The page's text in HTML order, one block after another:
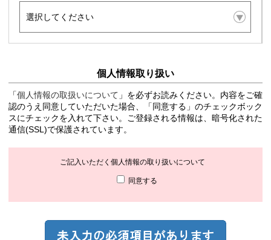
個人情報取り扱い
「個人情報の取扱いについて 」を必ずお読みください。内容をご確
認のうえ同意していただいた場合、「同意する」のチェックボック
スにチェックを入れて下さい。ご登録される情報は、暗号化された
通信(SSL)で保護されています。
ご記入いただく個人情報の取り扱いについて
同意する